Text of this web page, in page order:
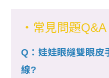
・常見問題Q&A
Q：娃娃眼縫雙眼皮
線?